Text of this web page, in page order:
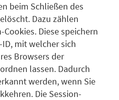
beim Schließen des
Dazu zählen
Diese speichern
mit welcher sich
Browsers der
lassen. Dadurch
werden, wenn Sie
Die Session-